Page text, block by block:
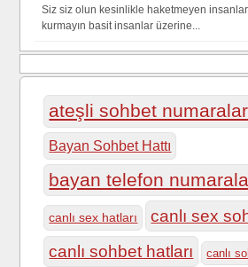
Siz siz olun kesinlikle haketmeyen
kurmayın basit insanlar üzerine...
ateşli sohbet
Bayan Sohbet Hattı
bayan telefon
canlı sex hatları
canlı sex
canlı sohbet hatları
canlı